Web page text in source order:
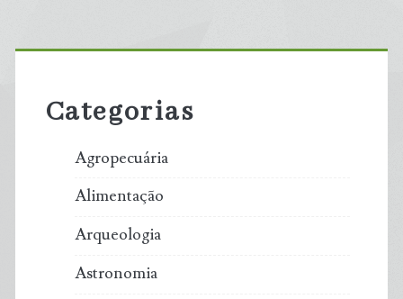
Primary
Sidebar
Categorias
Agropecuária
Alimentação
Arqueologia
Astronomia